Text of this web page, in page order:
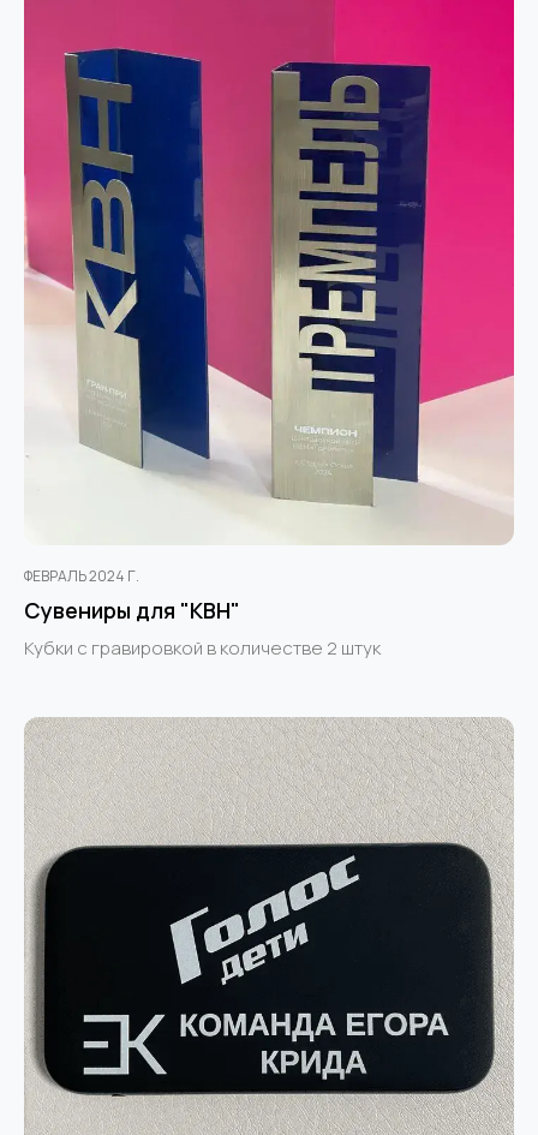
ФЕВРАЛЬ 2024 Г.
Сувениры для "КВН"
Кубки с гравировкой в количестве 2 штук